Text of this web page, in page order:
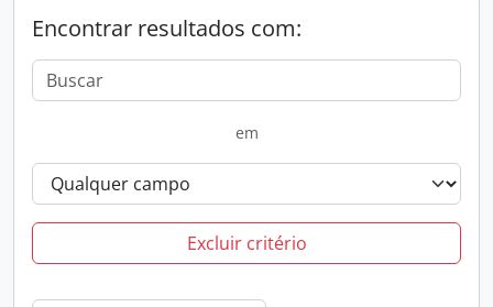
Encontrar resultados com:
em
Excluir critério